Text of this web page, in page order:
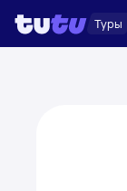
Туры